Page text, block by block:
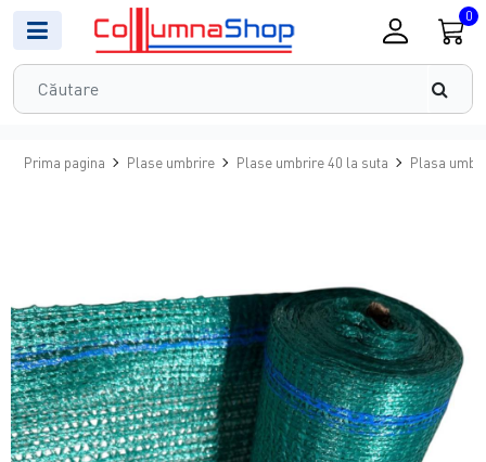
0
Prima pagina Plase umbrire Plase umbrire 40 la suta Plasa